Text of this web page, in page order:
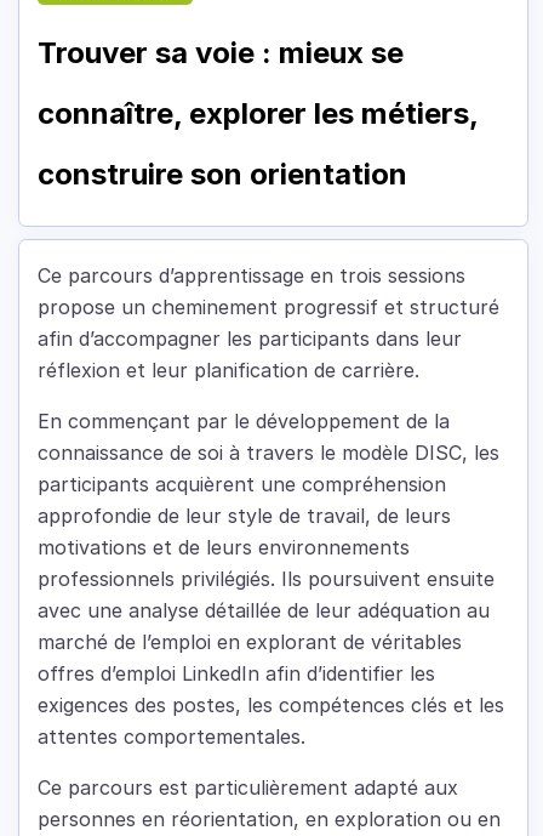
Trouver sa voie : mieux se
connaître, explorer les métiers,
construire son orientation
Ce parcours d’apprentissage en trois sessions
propose un cheminement progressif et structuré
afin d’accompagner les participants dans leur
réflexion et leur planification de carrière.
En commençant par le développement de la
connaissance de soi à travers le modèle DISC, les
participants acquièrent une compréhension
approfondie de leur style de travail, de leurs
motivations et de leurs environnements
professionnels privilégiés. Ils poursuivent ensuite
avec une analyse détaillée de leur adéquation au
marché de l’emploi en explorant de véritables
offres d’emploi LinkedIn afin d’identifier les
exigences des postes, les compétences clés et les
attentes comportementales.
Ce parcours est particulièrement adapté aux
personnes en réorientation, en exploration ou en